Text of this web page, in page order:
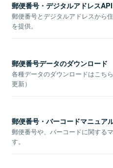
郵便番号・デジタルアドレスAPI
郵便番号とデジタルアドレスから
を提供。
郵便番号データのダウンロード
各種データのダウンロードはこち
更新）
郵便番号・バーコードマニュア
郵便番号や、バーコードに関する
す。